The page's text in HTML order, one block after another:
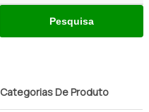
Pesquisa
Categorias De Produto